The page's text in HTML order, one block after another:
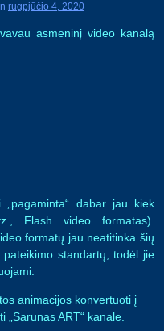
rugpjūčio 4, 2020
asmeninį video kanalą
dabar jau kiek
Flash video formatas).
formatų jau neatitinka šių
standartų, todėl jie
animacijos konvertuoti į
ART“ kanale.